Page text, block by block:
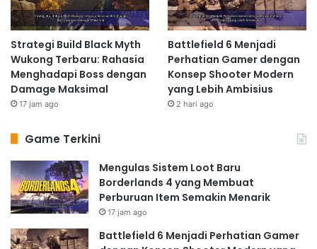
Strategi Build Black Myth
Wukong Terbaru: Rahasia
Menghadapi Boss dengan
Damage Maksimal
17 jam ago
Battlefield 6 Menjadi
Perhatian Gamer dengan
Konsep Shooter Modern
yang Lebih Ambisius
2 hari ago
Game Terkini
Mengulas Sistem Loot Baru
Borderlands 4 yang Membuat
Perburuan Item Semakin Menarik
17 jam ago
Battlefield 6 Menjadi Perhatian Gamer